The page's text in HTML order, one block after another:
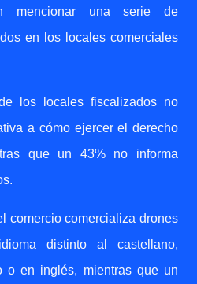
mencionar una serie de
en los locales comerciales
los locales fiscalizados no
a cómo ejercer el derecho
que un 43% no informa
comercio comercializa drones
distinto al castellano,
o en inglés, mientras que un